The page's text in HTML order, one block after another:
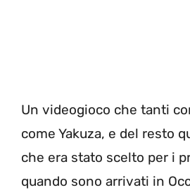
Un videogioco che tanti
come Yakuza, e del resto
che era stato scelto per i
quando sono arrivati in